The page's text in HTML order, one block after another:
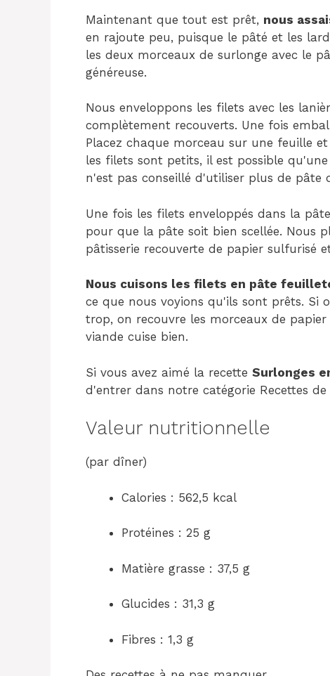
Maintenant que tout est prêt, nous
en rajoute peu, puisque le pâté et les
les deux morceaux de surlonge avec le
généreuse.
Nous enveloppons les filets avec les
complètement recouverts. Une fois
Placez chaque morceau sur une feuille et
les filets sont petits, il est possible
n'est pas conseillé d'utiliser plus de pâte
Une fois les filets enveloppés dans la
pour que la pâte soit bien scellée. Nous
pâtisserie recouverte de papier sulfurisé
Nous cuisons les filets en pâte
ce que nous voyions qu'ils sont prêts.
trop, on recouvre les morceaux de
viande cuise bien.
Si vous avez aimé la recette Surlonges
d'entrer dans notre catégorie Recettes de
Valeur nutritionnelle
(par dîner)
Calories : 562,5 kcal
Protéines : 25 g
Matière grasse : 37,5 g
Glucides : 31,3 g
Fibres : 1,3 g